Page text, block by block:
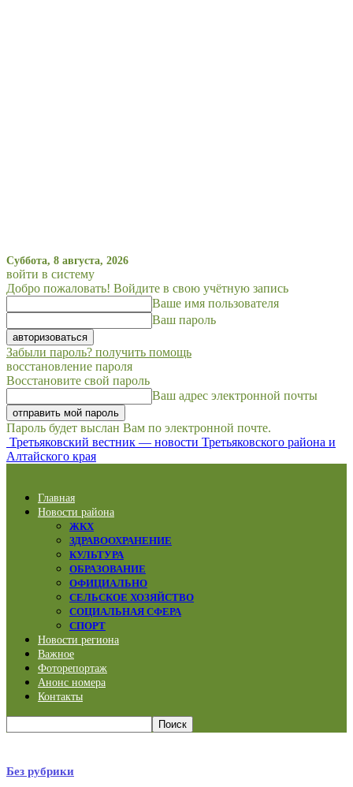
Суббота, 8 августа, 2026
войти в систему
Добро пожаловать! Войдите в свою учётную запись
Ваше имя пользователя
Ваш пароль
Забыли пароль? получить помощь
восстановление пароля
Восстановите свой пароль
Ваш адрес электронной почты
Пароль будет выслан Вам по электронной почте.
Третьяковский вестник — новости Третьяковского района и
Алтайского края
Главная
Новости района
ЖКХ
ЗДРАВООХРАНЕНИЕ
КУЛЬТУРА
ОБРАЗОВАНИЕ
ОФИЦИАЛЬНО
СЕЛЬСКОЕ ХОЗЯЙСТВО
СОЦИАЛЬНАЯ СФЕРА
СПОРТ
Новости региона
Важное
Фоторепортаж
Анонс номера
Контакты
Без рубрики